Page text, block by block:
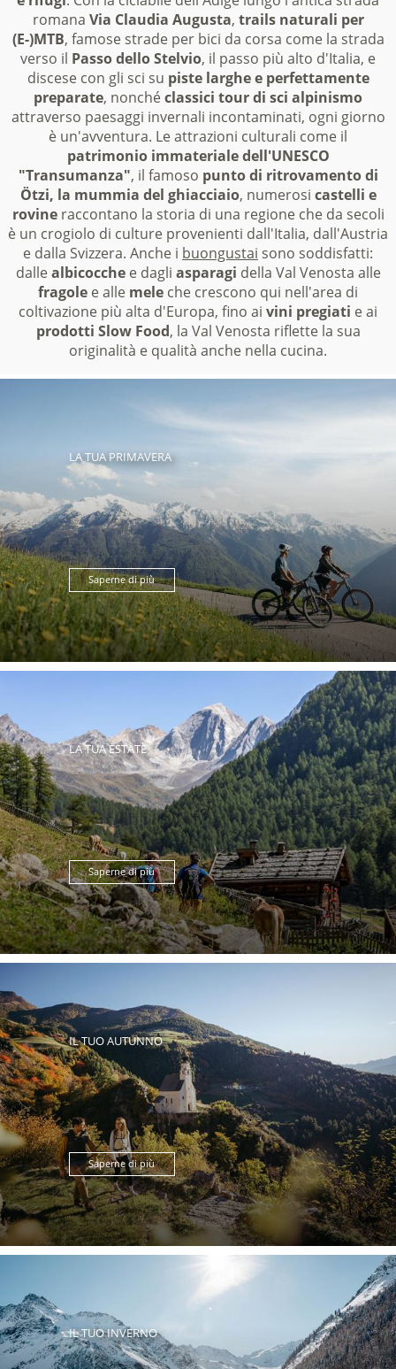
romana Via Claudia Augusta, trails naturali per
(E-)MTB, famose strade per bici da corsa come la strada
verso il Passo dello Stelvio, il passo più alto d'Italia, e
discese con gli sci su piste larghe e perfettamente
preparate, nonchéclassici tour di sci alpinismo
attraverso paesaggi invernali incontaminati, ogni giorno
è un'avventura. Le attrazioni culturali come il
patrimonio immateriale dell'UNESCO
"Transumanza", il famoso punto di ritrovamento di
Ötzi, la mummia del ghiacciaio, numerosi castelli e
rovine raccontano la storia di una regione che da secoli
è un crogiolo di culture provenienti dall'Italia, dall'Austria
e dalla Svizzera. Anche i buongustai sono soddisfatti:
dallealbicocche e dagli asparagi della Val Venosta alle
fragole e alle mele che crescono qui nell'area di
coltivazione più alta d'Europa, fino ai vini pregiati e ai
prodotti Slow Food, la Val Venosta riflette la sua
originalità e qualità anche nella cucina.
LA TUA PRIMAVERA
Saperne di più
LA TUA ESTATE
Saperne di più
IL TUO AUTUNNO
Saperne di più
IL TUO INVERNO